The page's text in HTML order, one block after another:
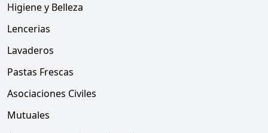
Higiene y Belleza
Lencerias
Lavaderos
Pastas Frescas
Asociaciones Civiles
Mutuales